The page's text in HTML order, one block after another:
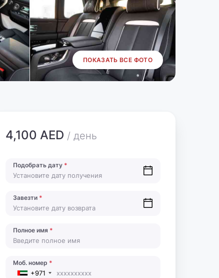
ПОКАЗАТЬ ВСЕ ФОТО
4,100 AED / день
Подобрать дату *
Завезти *
Полное имя *
Моб. номер *
+971